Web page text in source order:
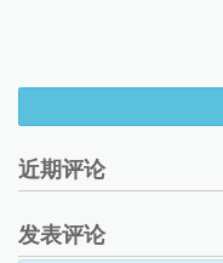
近期评论
发表评论